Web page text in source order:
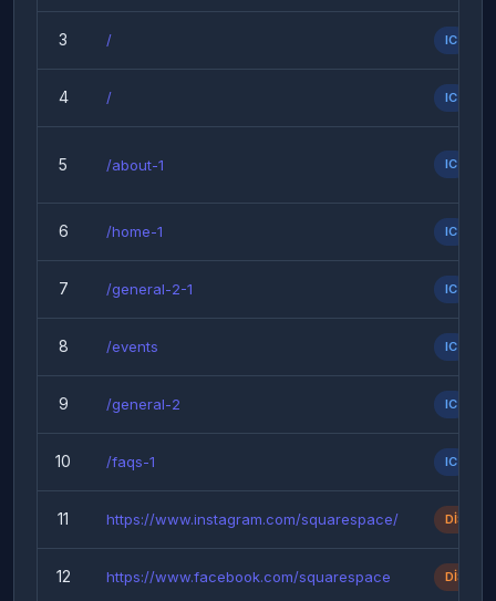
3 / IC
4 / IC
5 /about-1 IC
6 /home-1 IC
7 /general-2-1 IC
8 /events IC
9 /general-2 IC
10 /faqs-1 IC
11 https://www.instagram.com/squarespace/ DIS
12 https://www.facebook.com/squarespace DIS